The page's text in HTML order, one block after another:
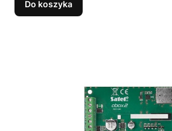
Do koszyka